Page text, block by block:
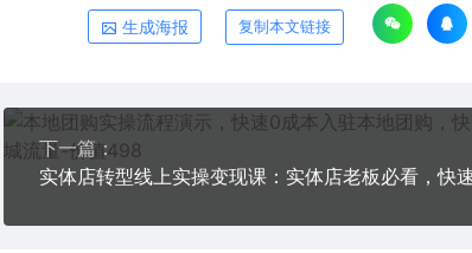
生成海报 复制本文链接
下一篇：